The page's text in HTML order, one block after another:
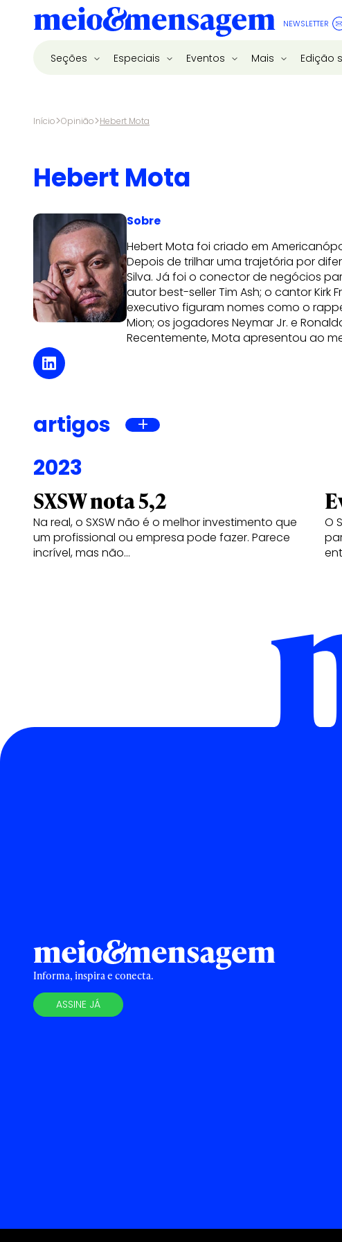
NEWSLETTER
Seções Especiais Eventos Mais Edição
Início>Opinião>Hebert Mota
Hebert Mota
Sobre
Hebert Mota foi criado em
Depois de trilhar uma trajetória por
Silva. Já foi o conector de negócios
autor best-seller Tim Ash; o cantor Kirk
executivo figuram nomes como o
Mion; os jogadores Neymar Jr. e
Recentemente, Mota apresentou ao
artigos
2023
SXSW nota 5,2
Na real, o SXSW não é o melhor investimento que
um profissional ou empresa pode fazer. Parece
incrível, mas não…
O
Informa, inspira e conecta.
ASSINE JÁ